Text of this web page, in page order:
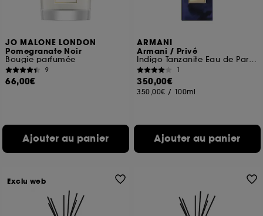
JO MALONE LONDON
Pomegranate Noir
Bougie parfumée
9
66,00€
Ajouter au panier
ARMANI
Armani / Privé
Indigo Tanzanite Eau de Parfum
1
350,00€
350,00€ / 100ml
Ajouter au panier
Exclu web